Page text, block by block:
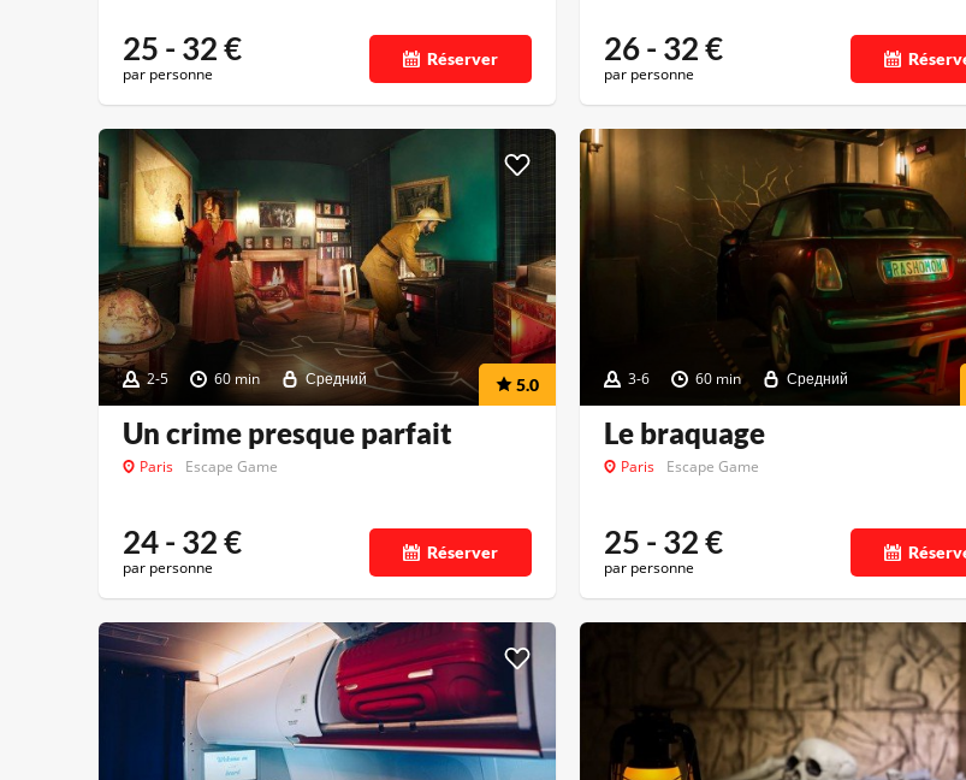
25 - 32€
par personne
Réserver 26 - 32€
par personne
2-5 60 min Средний 5.0
Un crime presque parfait
Paris Escape Game
24 - 32€
par personne
Réserver
3-6 60 min Средний
Le braquage
Paris Escape Game
25 - 32€
par personne